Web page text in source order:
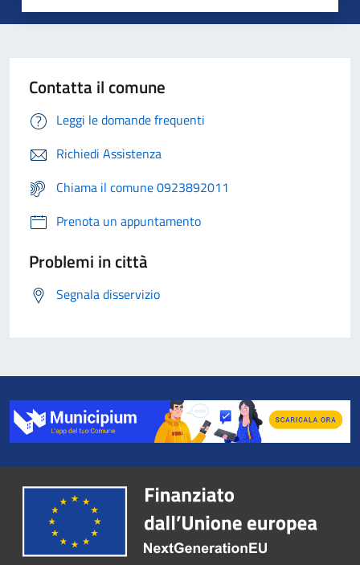
Contatta il comune
Leggi le domande frequenti
Richiedi Assistenza
Chiama il comune 0923892011
Prenota un appuntamento
Problemi in città
Segnala disservizio